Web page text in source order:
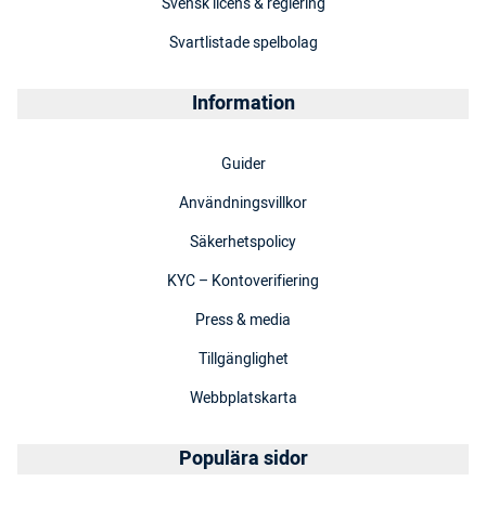
Svartlistade spelbolag
Information
Guider
Användningsvillkor
Säkerhetspolicy
KYC – Kontoverifiering
Press & media
Tillgänglighet
Webbplatskarta
Populära sidor